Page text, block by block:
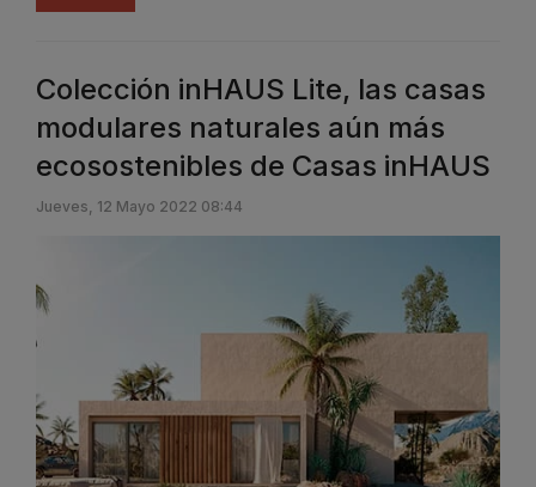
Colección inHAUS Lite, las casas
modulares naturales aún más
ecosostenibles de Casas inHAUS
Jueves, 12 Mayo 2022 08:44